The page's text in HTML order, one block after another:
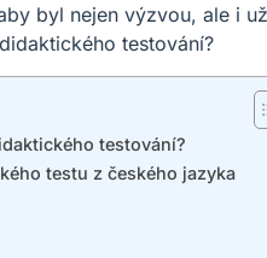
byl nejen výzvou, ale i
testování?
testu z českého jazyka